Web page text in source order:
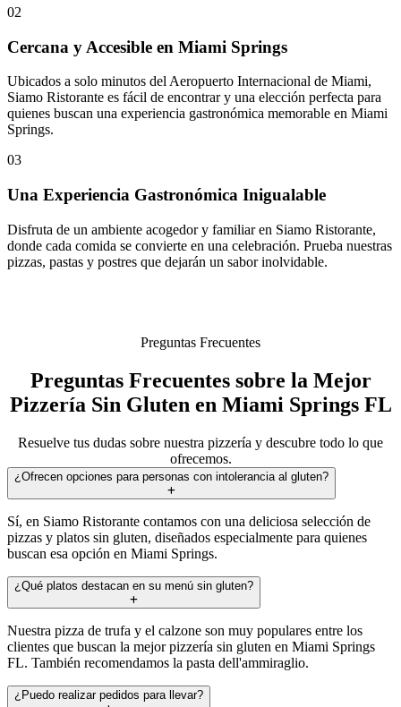
02
Cercana y Accesible en Miami Springs
Ubicados a solo minutos del Aeropuerto Internacional de Miami,
Siamo Ristorante es fácil de encontrar y una elección perfecta para
quienes buscan una experiencia gastronómica memorable en Miami
Springs.
03
Una Experiencia Gastronómica Inigualable
Disfruta de un ambiente acogedor y familiar en Siamo Ristorante,
donde cada comida se convierte en una celebración. Prueba nuestras
pizzas, pastas y postres que dejarán un sabor inolvidable.
Preguntas Frecuentes
Preguntas Frecuentes sobre la Mejor
Pizzería Sin Gluten en Miami Springs FL
Resuelve tus dudas sobre nuestra pizzería y descubre todo lo que
ofrecemos.
¿Ofrecen opciones para personas con intolerancia al gluten?
Sí, en Siamo Ristorante contamos con una deliciosa selección de
pizzas y platos sin gluten, diseñados especialmente para quienes
buscan esa opción en Miami Springs.
¿Qué platos destacan en su menú sin gluten?
Nuestra pizza de trufa y el calzone son muy populares entre los
clientes que buscan la mejor pizzería sin gluten en Miami Springs
FL. También recomendamos la pasta dell'ammiraglio.
¿Puedo realizar pedidos para llevar?